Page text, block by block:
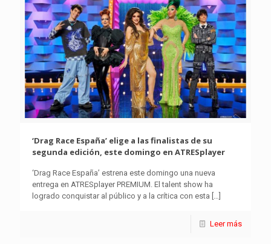
‘Drag Race España’ elige a las finalistas de su
segunda edición, este domingo en ATRESplayer
‘Drag Race España’ estrena este domingo una nueva
entrega en ATRESplayer PREMIUM. El talent show ha
logrado conquistar al público y a la crítica con esta […]
Leer más